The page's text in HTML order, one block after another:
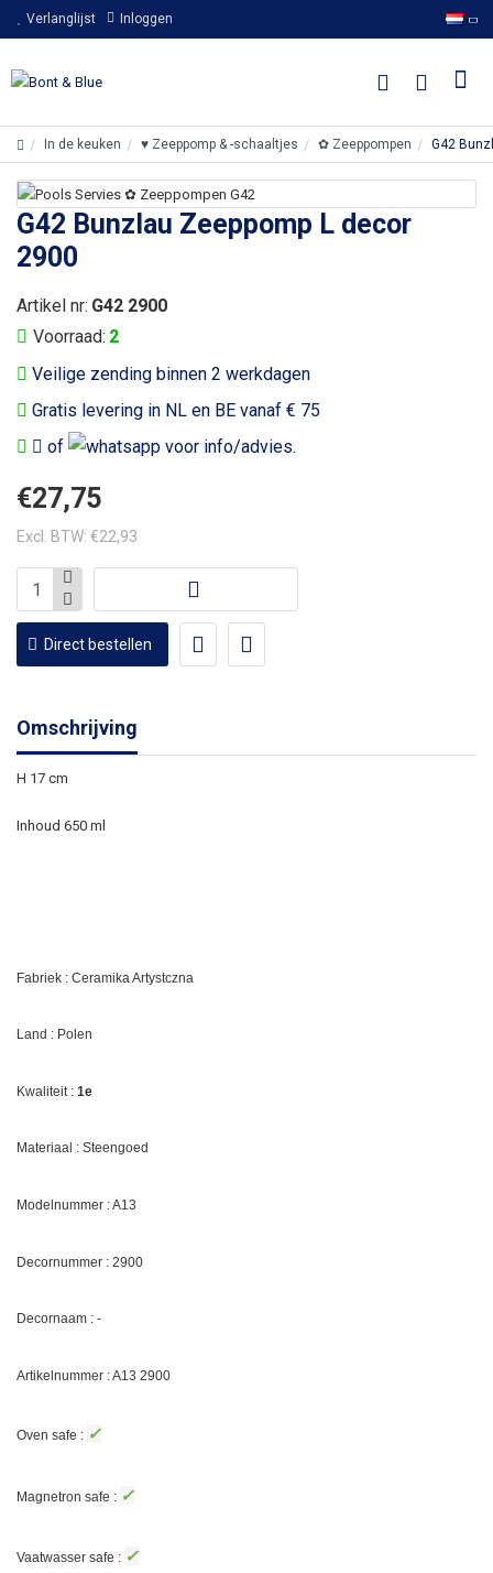
Verlanglijst Inloggen
In de keuken ♥ Zeeppomp & -schaaltjes ✿ Zeeppompen G42
G42 Bunzlau Zeeppomp L decor
2900
Veilige zending binnen 2 werkdagen
Gratis levering in NL en BE vanaf € 75
of
voor info/advies.
Voorraad: 2
Artikel nr: G42 2900
€27,75
Excl. BTW: €22,93
Direct bestellen
Omschrijving
H 17 cm
Inhoud 650 ml
Fabriek : Ceramika Artystczna
Land : Polen
Kwaliteit : 1e
Materiaal : Steengoed
Modelnummer : A13
Decornummer : 2900
Decornaam : -
Artikelnummer : A13 2900
Oven safe : ✓
Magnetron safe : ✓
Vaatwasser safe : ✓